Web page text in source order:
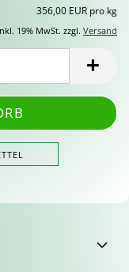
356,00 EUR pro kg
19% MwSt. zzgl. Versand